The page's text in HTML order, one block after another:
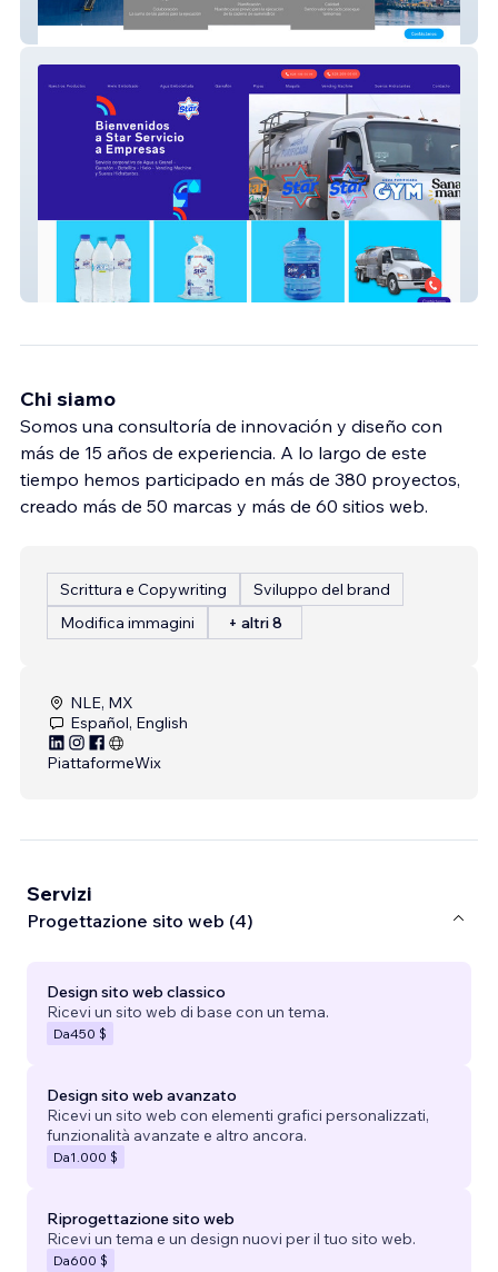
Interloading
Empresas
Chi siamo
Somos una consultoría de innovación y diseño con
más de 15 años de experiencia. A lo largo de este
tiempo hemos participado en más de 380 proyectos,
creado más de 50 marcas y más de 60 sitios web.
Scrittura e Copywriting
Sviluppo del brand
Modifica immagini
+ altri 8
NLE, MX
Español, English
PiattaformeWix
Servizi
Progettazione sito web (4)
Design sito web classico
Ricevi un sito web di base con un tema.
Da450 $
Design sito web avanzato
Ricevi un sito web con elementi grafici personalizzati,
funzionalità avanzate e altro ancora.
Da1.000 $
Riprogettazione sito web
Ricevi un tema e un design nuovi per il tuo sito web.
Da600 $